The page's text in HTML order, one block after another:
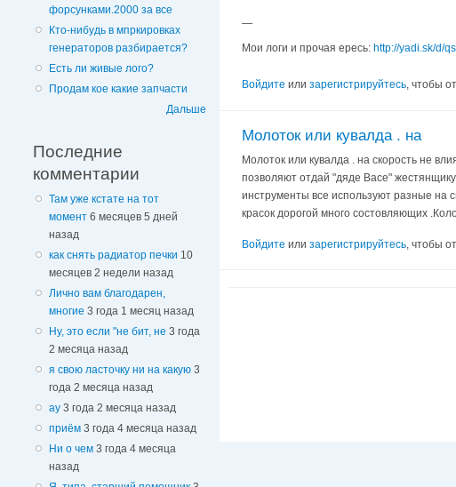
форсунками.2000 за все
Кто-нибудь в мпркировках
генераторов разбирается?
Есть ли живые лого?
Продам кое какие запчасти
Дальше
Последние
комментарии
Там уже кстате на тот
момент 6 месяцев 5 дней
назад
как снять радиатор печки 10
месяцев 2 недели назад
Лично вам благодарен,
многие 3 года 1 месяц назад
Ну, это если "не бит, не 3 года
2 месяца назад
я свою ласточку ни на какую 3
года 2 месяца назад
ау 3 года 2 месяца назад
приём 3 года 4 месяца назад
Ни о чем 3 года 4 месяца
назад
—
Мои логи и прочая ересь: http://yadi.sk/d/
Войдите или зарегистрируйтесь, чтобы
Молоток или кувалда . на
Молоток или кувалда . на скорость не
позволяют отдай "дяде Васе"
инструменты все используют разные на
красок дорогой много состовляющих
Войдите или зарегистрируйтесь , чтобы